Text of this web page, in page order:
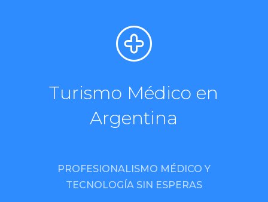
Turismo Médico en
Argentina
PROFESIONALISMO MÉDICO Y
TECNOLOGÍA SIN ESPERAS